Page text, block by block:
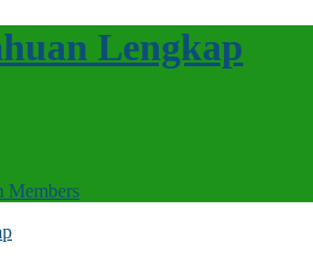
Lengkap
Members